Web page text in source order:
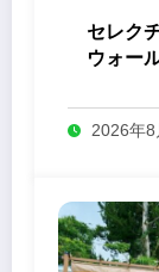
セレク
ウォー
2026年8